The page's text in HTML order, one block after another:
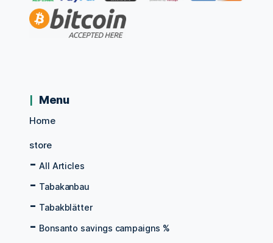
Menu
Home
store
All Articles
Tabakanbau
Tabakblätter
Bonsanto savings campaigns %